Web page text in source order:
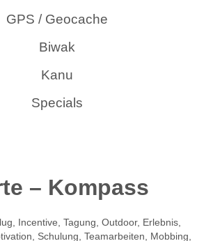
GPS / Geocache
Biwak
Kanu
Specials
– Kompass